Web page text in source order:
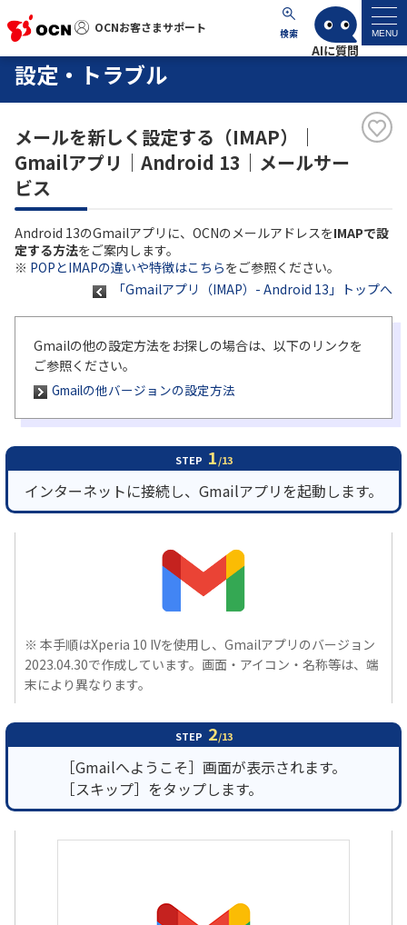
OCNお客さまサポート 検索 MENU
OCNお客さまサポート
サポートトップ
よくあるご質問
工事・故障情報
各種ダウンロード
お問い合わせ
履歴・お気に入り
お知らせ サポートサイトの使い方
OCN サービス一覧
設定・トラブル
メールを新しく設定する（IMAP）｜
Gmailアプリ｜Android 13｜メールサー
ビス
Android 13のGmailアプリに、OCNのメールアドレスをIMAPで設
定する方法をご案内します。
※ POPとIMAPの違いや特徴はこちらをご参照ください。
「Gmailアプリ（IMAP）- Android 13」トップへ
Gmailの他の設定方法をお探しの場合は、以下のリンクを
ご参照ください。
Gmailの他バージョンの設定方法
STEP 1/13
インターネットに接続し、Gmailアプリを起動します。
※ 本手順はXperia 10 IVを使用し、Gmailアプリのバージョン
2023.04.30で作成しています。画面・アイコン・名称等は、端
末により異なります。
STEP 2/13
［Gmailへようこそ］画面が表示されます。
［スキップ］をタップします。